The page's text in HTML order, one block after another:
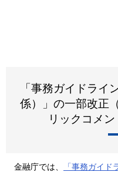
「事務ガイドライ
係）」の一部改正
リックコメ
金融庁では、
「事務ガイド